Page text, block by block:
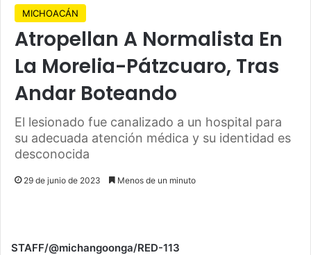
MICHOACÁN
Atropellan A Normalista En
La Morelia-Pátzcuaro, Tras
Andar Boteando
El lesionado fue canalizado a un hospital para
su adecuada atención médica y su identidad es
desconocida
29 de junio de 2023 Menos de un minuto
STAFF/@michangoonga/RED-113